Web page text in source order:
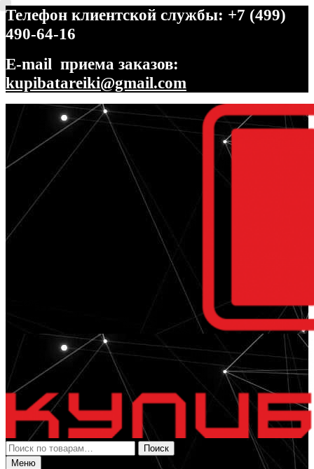
Телефон клиентской службы: +7 (499)
490-64-16
E-mail приема заказов:
kupibatareiki@gmail.com
Перейти
навигации
Перейти
содержимому
Искать:
Поиск
Меню